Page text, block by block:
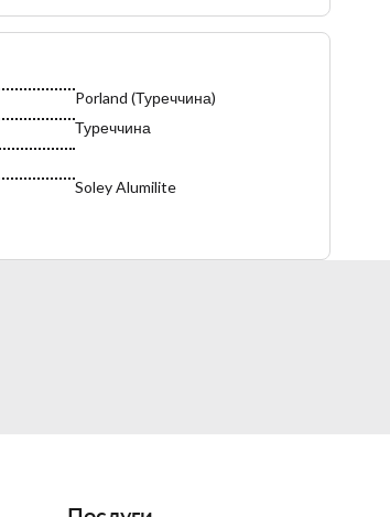
Porland (Туреччина)
Туреччина
Soley Alumilite